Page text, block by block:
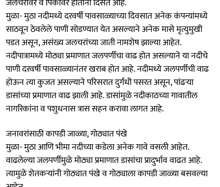
मुळा- मुठा नदीमध्ये दरवर्षी पावसाळ्याच्या दिवसात अनेक कंपन्यांमध्ये
साठवून ठेवलेले पाणी सोडण्यात येत असल्याने अनेक मासे मृत्युमुखी
पडत असून, असंख्य जलचरांच्या जाती नामशेष झाल्या आहेत.
नदीपात्रामध्ये मोठ्या प्रमाणात जलपर्णीचा वाढ होत असल्याने या नदीचे
पाणी दरवर्षी पावसाळ्यानंतर खराब होत आहे. नदीमध्ये जलपर्णीची वाढ
होऊन त्या कुजत असल्याने परिसरात दुर्गंधी पसरत असून, पांढऱ्या
डासांच्या प्रमाणात वाढ झाली आहे. डासांमुळे नदीकाठच्या गावातील
नागरिकांना व पशुधनास त्रास सहन करावा लागत आहे.
जनावरांसाठी कापडी जाळ्या, गोठ्यात पंखे
मुळा- मुठा आणि भीमा नदीच्या कडेला अनेक गावे वसली आहेत.
वाढलेल्या जलपर्णीमुळे मोठ्या प्रमाणात डासांचा प्रादुर्भाव वाढत आहे.
त्यामुळे शेतकऱ्यांनी गोठ्यात पंखे व गोठ्याला कापडी जाळ्या बसवल्या